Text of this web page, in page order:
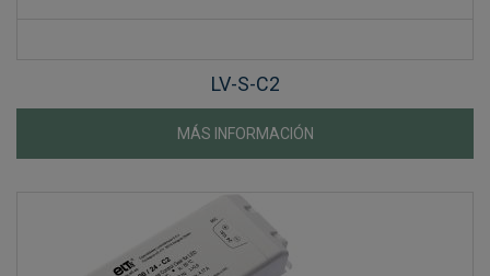
LV-S-C2
MÁS INFORMACIÓN